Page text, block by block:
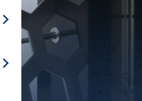
エキスパンドメタル
CFRTP EXメッシュ『CF
TON』
グレーチング
溶接金網
ファインメッシュ
ファインメッシュ加工品